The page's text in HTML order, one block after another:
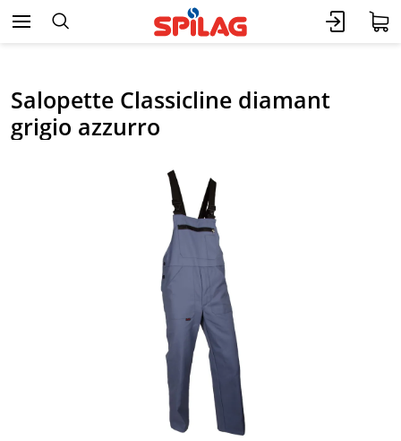
Salopette Classicline diamant
grigio azzurro